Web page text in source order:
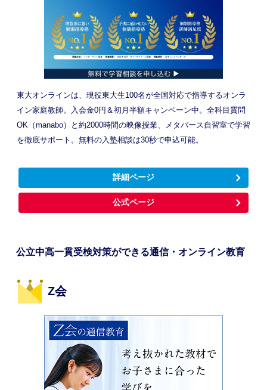
東大オンラインは、現役東大生100名が全国対応で指導するオンラ
イン家庭教師。入会金0円＆初月半額キャンペーン中。全科目質問
OK（manabo）と約2000時間の映像授業、メタバース自習室で学習
を徹底サポート。無料の入塾相談は30秒で申込可能。
詳細ページ
公式ページ
公立中高一貫受検対策ができる通信・オンライン教育
Z会